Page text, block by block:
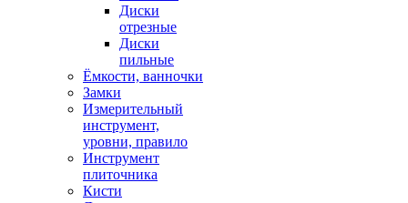
Диски
отрезные
Диски
пильные
Ёмкости, ванночки
Замки
Измерительный
инструмент,
уровни, правило
Инструмент
плиточника
Кисти